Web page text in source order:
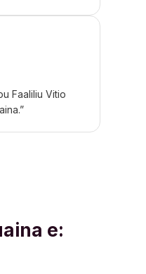
Faaliliu Vitio
e: